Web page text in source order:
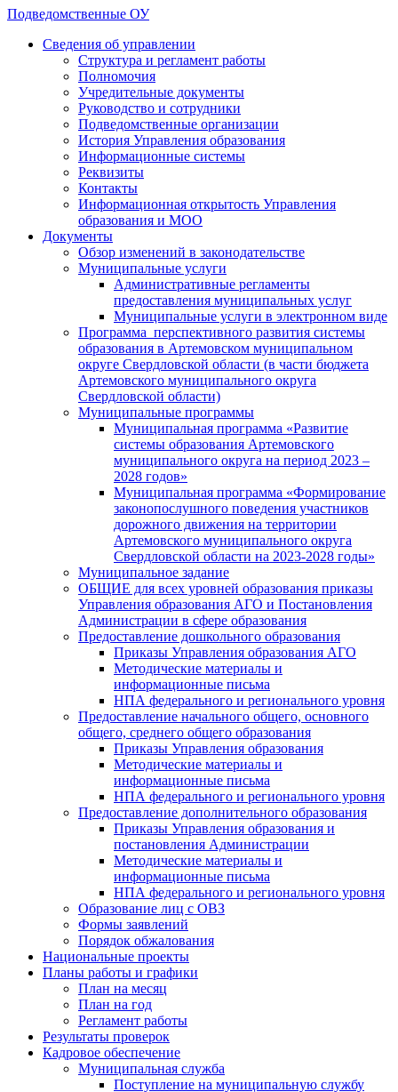
Подведомственные ОУ
Сведения об управлении
Структура и регламент работы
Полномочия
Учредительные документы
Руководство и сотрудники
Подведомственные организации
История Управления образования
Информационные системы
Реквизиты
Контакты
Информационная открытость Управления
образования и МОО
Документы
Обзор изменений в законодательстве
Муниципальные услуги
Административные регламенты
предоставления муниципальных услуг
Муниципальные услуги в электронном виде
Программа перспективного развития системы
образования в Артемовском муниципальном
округе Свердловской области (в части бюджета
Артемовского муниципального округа
Свердловской области)
Муниципальные программы
Муниципальная программа «Развитие
системы образования Артемовского
муниципального округа на период 2023 –
2028 годов»
Муниципальная программа «Формирование
законопослушного поведения участников
дорожного движения на территории
Артемовского муниципального округа
Свердловской области на 2023-2028 годы»
Муниципальное задание
ОБЩИЕ для всех уровней образования приказы
Управления образования АГО и Постановления
Администрации в сфере образования
Предоставление дошкольного образования
Приказы Управления образования АГО
Методические материалы и
информационные письма
НПА федерального и регионального уровня
Предоставление начального общего, основного
общего, среднего общего образования
Приказы Управления образования
Методические материалы и
информационные письма
НПА федерального и регионального уровня
Предоставление дополнительного образования
Приказы Управления образования и
постановления Администрации
Методические материалы и
информационные письма
НПА федерального и регионального уровня
Образование лиц с ОВЗ
Формы заявлений
Порядок обжалования
Национальные проекты
Планы работы и графики
План на месяц
План на год
Регламент работы
Результаты проверок
Кадровое обеспечение
Муниципальная служба
Поступление на муниципальную службу